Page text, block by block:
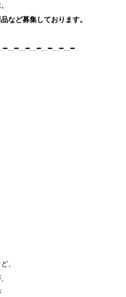
など募集しております。
、